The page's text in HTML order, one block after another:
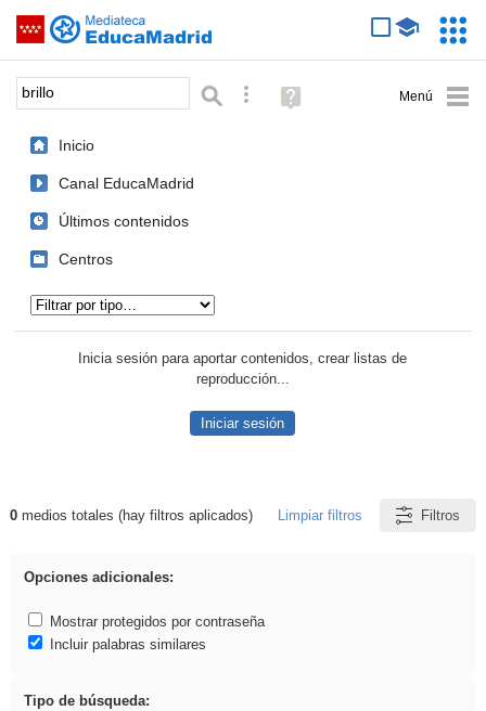
Saltar navegación
Palabra o frase: Búsqueda avanzada
Ayuda
(en
Inicio
Canal EducaMadrid
Últimos contenidos
Centros
Inicia sesión para aportar contenidos, crear listas de
reproducción...
Iniciar sesión
Resultados de: brillo
0medios totales (hay filtros aplicados) Limpiar filtros Filtros
Opciones adicionales:
Mostrar protegidos por contraseña
Incluir palabras similares
Tipo de búsqueda: